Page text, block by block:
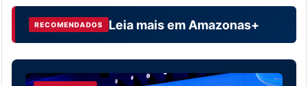
RECOMENDADOS Leia mais em Amazonas+